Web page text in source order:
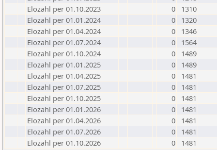
Elozahl per 01.10.2023
0
1310
Elozahl per 01.01.2024
0
1320
Elozahl per 01.04.2024
0
1346
Elozahl per 01.07.2024
0
1564
Elozahl per 01.10.2024
0
1489
Elozahl per 01.01.2025
0
1489
Elozahl per 01.04.2025
0
1481
Elozahl per 01.07.2025
0
1481
Elozahl per 01.10.2025
0
1481
Elozahl per 01.01.2026
0
1481
Elozahl per 01.04.2026
0
1481
Elozahl per 01.07.2026
0
1481
Elozahl per 01.10.2026
0 1481